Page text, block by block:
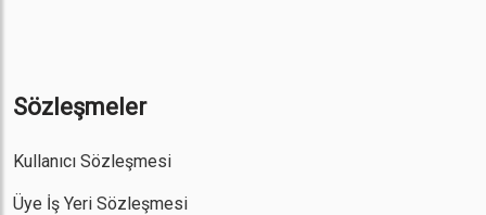
Sözleşmeler
Kullanıcı Sözleşmesi
Üye İş Yeri Sözleşmesi